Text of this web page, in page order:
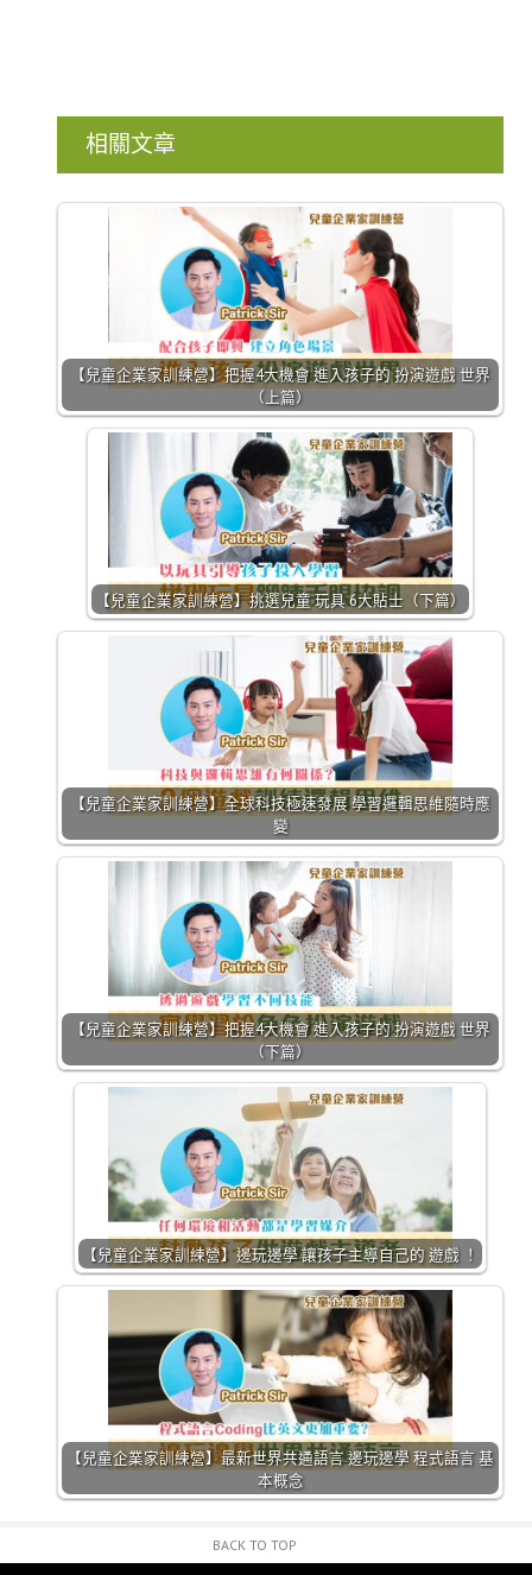
相關文章
【兒童企業家訓練營】把握4大機會 進入孩子的 扮演遊戲 世界
（上篇）
【兒童企業家訓練營】挑選兒童 玩具 6大貼士（下篇）
【兒童企業家訓練營】全球科技極速發展 學習邏輯思維隨時應
變
【兒童企業家訓練營】把握4大機會 進入孩子的 扮演遊戲 世界
（下篇）
【兒童企業家訓練營】邊玩邊學 讓孩子主導自己的 遊戲 ！
【兒童企業家訓練營】最新世界共通語言 邊玩邊學 程式語言 基
本概念
BACK TO TOP